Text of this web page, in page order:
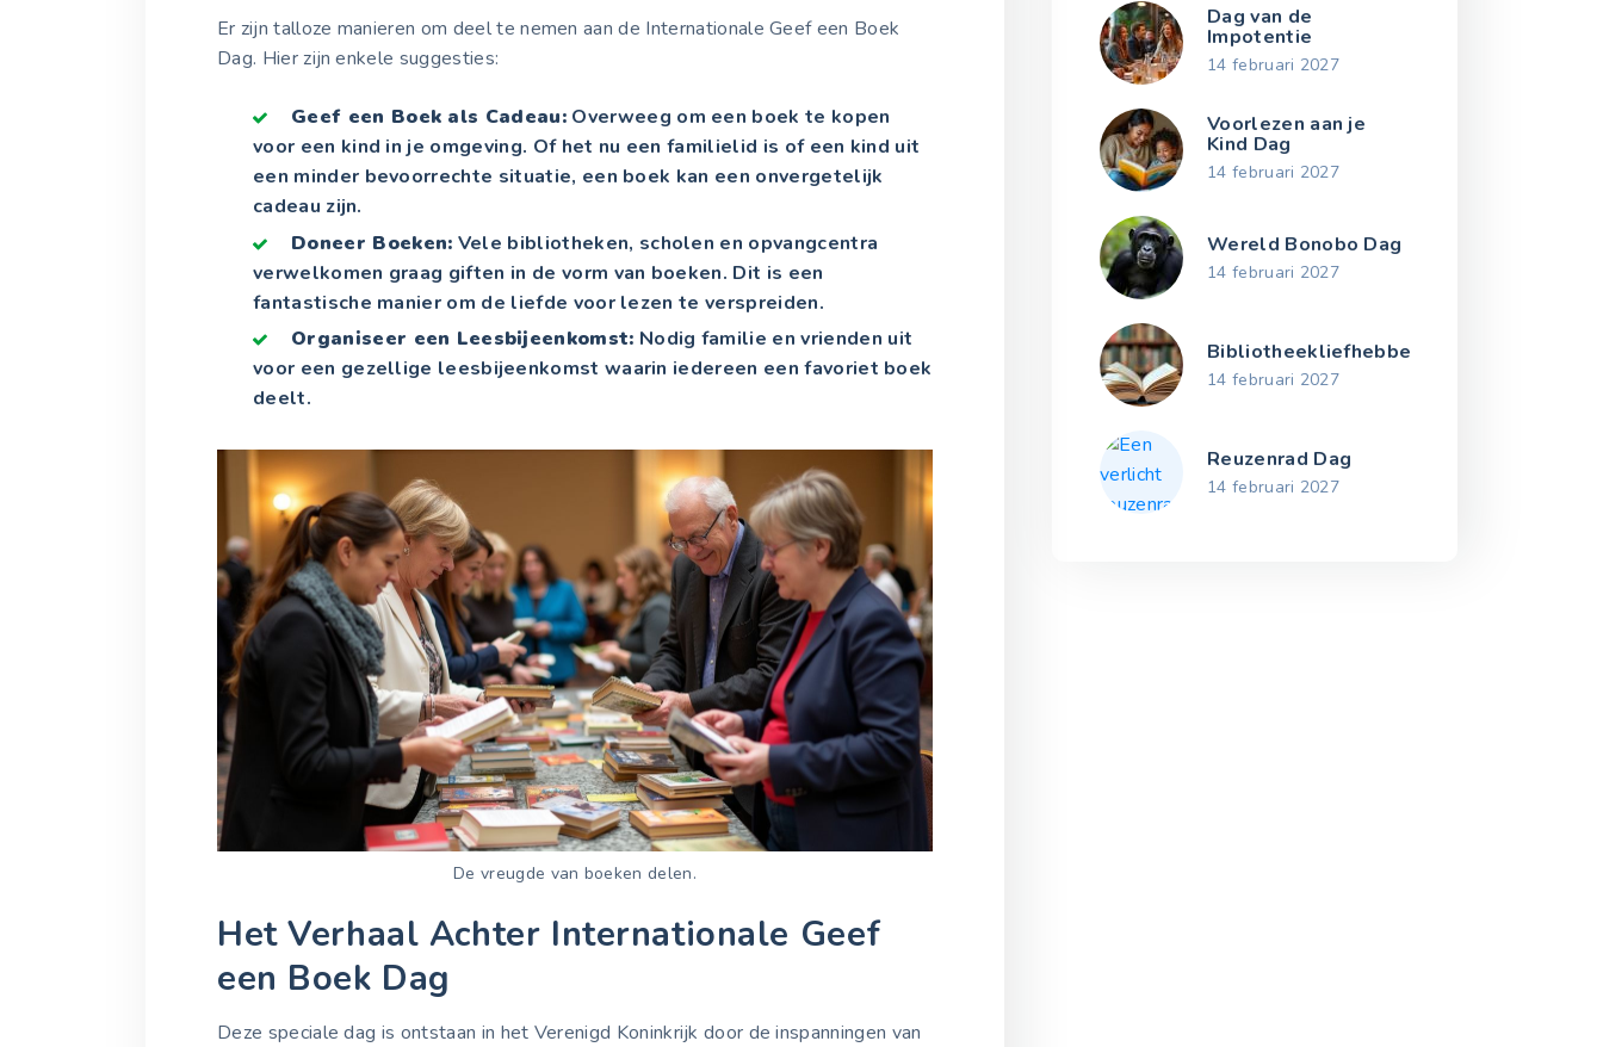
Er zijn talloze manieren om deel te nemen aan de Internationale Geef een Boek
Dag. Hier zijn enkele suggesties:
Geef een Boek als Cadeau: Overweeg om een boek te kopen
voor een kind in je omgeving. Of het nu een familielid is of een kind uit
een minder bevoorrechte situatie, een boek kan een onvergetelijk
cadeau zijn.
Doneer Boeken: Vele bibliotheken, scholen en opvangcentra
verwelkomen graag giften in de vorm van boeken. Dit is een
fantastische manier om de liefde voor lezen te verspreiden.
Organiseer een Leesbijeenkomst: Nodig familie en vrienden uit
voor een gezellige leesbijeenkomst waarin iedereen een favoriet boek
deelt.
De vreugde van boeken delen.
Het Verhaal Achter Internationale Geef
een Boek Dag
Deze speciale dag is ontstaan in het Verenigd Koninkrijk door de inspanningen van
Dag van de
Impotentie
14 februari 2027
Voorlezen aan je
Kind Dag
14 februari 2027
Wereld Bonobo Dag
14 februari 2027
Bibliotheekliefhebbersdag
14 februari 2027
Reuzenrad Dag
14 februari 2027